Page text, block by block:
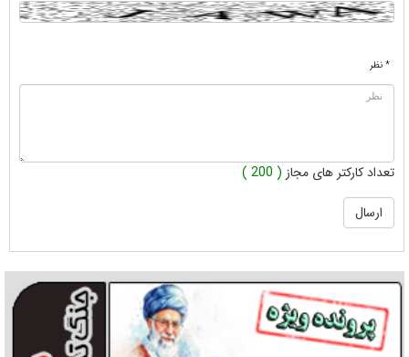
* نظر
تعداد کارکتر های مجاز ( 200 )